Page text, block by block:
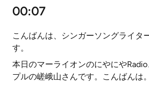
00:07
こんばんは、シンガーソングライタ
す。
本日のマーライオンのにやにや
プルの嵯峨山さんです。こんばんは。